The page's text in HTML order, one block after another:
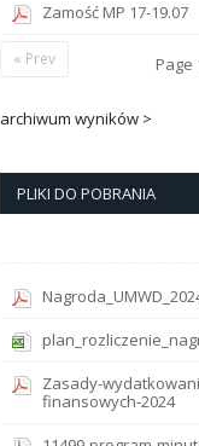
Zamość MP 17-19.07
Page
« Prev
archiwum wyników >
PLIKI DO POBRANIA
Zasady-
finansowych-2024